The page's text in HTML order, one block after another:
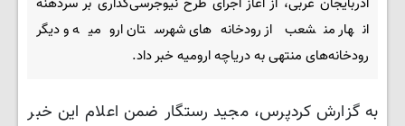
انهار منشعب از رودخانه‌های شهرستان ارومیه و دیگر
رودخانه‌های منتهی به دریاچه ارومیه خبر داد.
به گزارش کردپرس، مجید رستگار ضمن اعلام این خبر